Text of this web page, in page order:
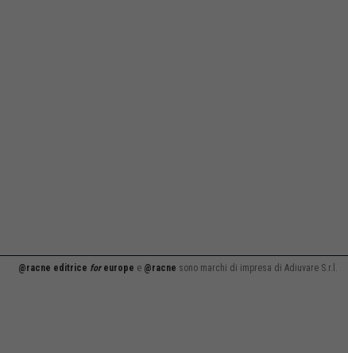
@racne editrice foreurope e @racne sono marchi di impresa di Adiuvare S.r.l.